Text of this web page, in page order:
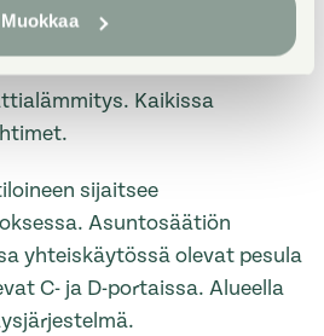
Muokkaa
ovat lautalaminaattia ja
Kaikissa
sijaitsee
Asuntosäätiön
yhteiskäytössä olevat pesula
C- ja D-portaissa. Alueella